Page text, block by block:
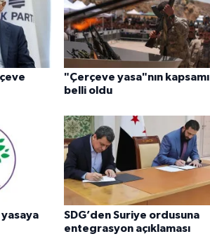
"Çerçeve yasa"nın kapsamı
belli oldu
SDG’den Suriye ordusuna
entegrasyon açıklaması